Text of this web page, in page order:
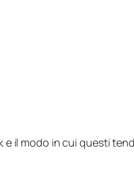
e il modo in cui questi